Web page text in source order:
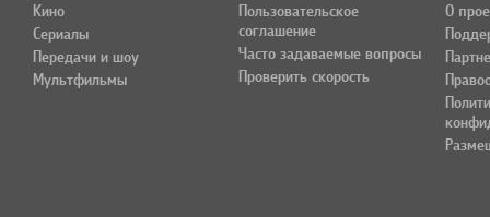
Кино
Сериалы
Передачи и шоу
Мультфильмы
Пользовательское
соглашение
Часто задаваемые вопросы
Проверить скорость
О